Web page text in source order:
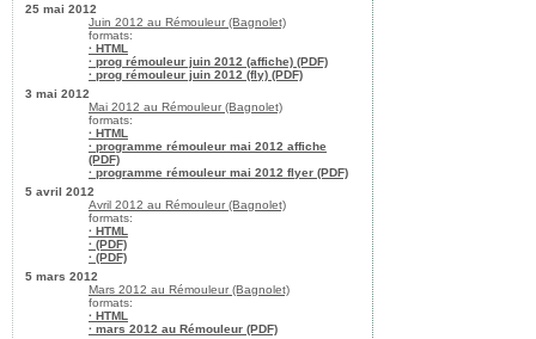
25 mai 2012
Juin 2012 au Rémouleur (Bagnolet)
formats:
· HTML
· prog rémouleur juin 2012 (affiche) (PDF)
· prog rémouleur juin 2012 (fly) (PDF)
3 mai 2012
Mai 2012 au Rémouleur (Bagnolet)
formats:
· HTML
· programme rémouleur mai 2012 affiche
(PDF)
· programme rémouleur mai 2012 flyer (PDF)
5 avril 2012
Avril 2012 au Rémouleur (Bagnolet)
formats:
· HTML
· (PDF)
· (PDF)
5 mars 2012
Mars 2012 au Rémouleur (Bagnolet)
formats:
· HTML
· mars 2012 au Rémouleur (PDF)